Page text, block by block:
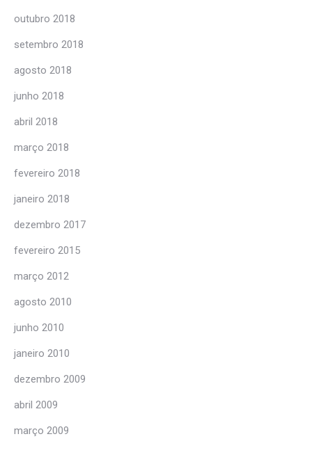
outubro 2018
setembro 2018
agosto 2018
junho 2018
abril 2018
março 2018
fevereiro 2018
janeiro 2018
dezembro 2017
fevereiro 2015
março 2012
agosto 2010
junho 2010
janeiro 2010
dezembro 2009
abril 2009
março 2009